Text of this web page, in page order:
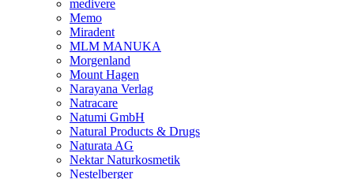
medivere
Memo
Miradent
MLM MANUKA
Morgenland
Mount Hagen
Narayana Verlag
Natracare
Natumi GmbH
Natural Products & Drugs
Naturata AG
Nektar Naturkosmetik
Nestelberger